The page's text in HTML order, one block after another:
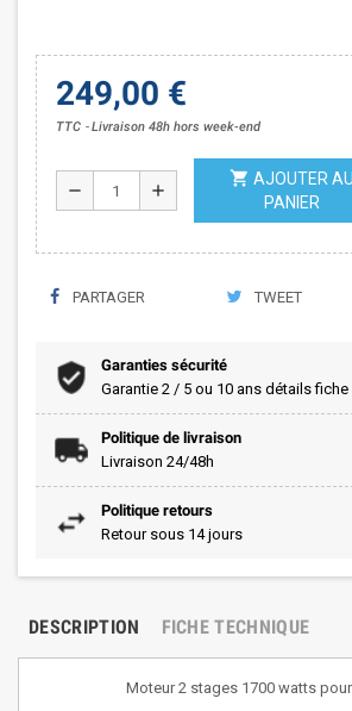
249,00 €
TTC Livraison 48h hors week-end
remove add
shopping_cart AJOUTER AU
PANIER
PARTAGER TWEET
Garanties sécurité
Garantie 2 / 5 ou 10 ans détails
Politique de livraison
Livraison 24/48h
Politique retours
Retour sous 14 jours
DESCRIPTION FICHE TECHNIQUE
Moteur 2 stages 1700 watts